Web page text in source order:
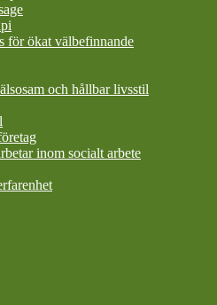
för ökat välbefinnande
och hållbar livsstil
inom socialt arbete